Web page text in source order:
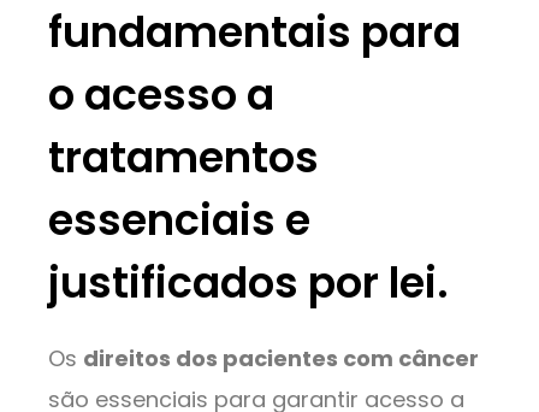
fundamentais para
o acesso a
tratamentos
essenciais e
justificados por lei.
Os direitos dos pacientes com câncer
são essenciais para garantir acesso a